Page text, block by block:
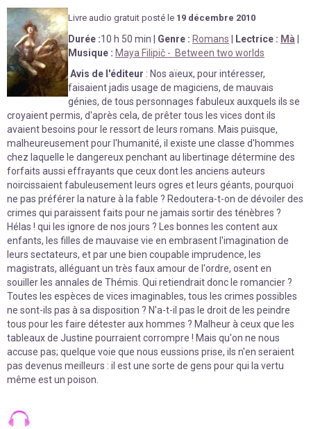
Livre audio gratuit posté le 19 décembre 2010
Durée :10 h 50 min Genre : Romans Lectrice : Mà
Musique : Maya Filipič - Between two worlds
Avis de l'éditeur : Nos aïeux, pour intéresser,
faisaient jadis usage de magiciens, de mauvais
génies, de tous personnages fabuleux auxquels ils se
croyaient permis, d'après cela, de prêter tous les vices dont ils
avaient besoins pour le ressort de leurs romans. Mais puisque,
malheureusement pour l'humanité, il existe une classe d'hommes
chez laquelle le dangereux penchant au libertinage détermine des
forfaits aussi effrayants que ceux dont les anciens auteurs
noircissaient fabuleusement leurs ogres et leurs géants, pourquoi
ne pas préférer la nature à la fable ? Redoutera-t-on de dévoiler des
crimes qui paraissent faits pour ne jamais sortir des ténèbres ?
Hélas ! qui les ignore de nos jours ? Les bonnes les content aux
enfants, les filles de mauvaise vie en embrasent l'imagination de
leurs sectateurs, et par une bien coupable imprudence, les
magistrats, alléguant un très faux amour de l'ordre, osent en
souiller les annales de Thémis. Qui retiendrait donc le romancier ?
Toutes les espèces de vices imaginables, tous les crimes possibles
ne sont-ils pas à sa disposition ? N'a-t-il pas le droit de les peindre
tous pour les faire détester aux hommes ? Malheur à ceux que les
tableaux de Justine pourraient corrompre ! Mais qu'on ne nous
accuse pas; quelque voie que nous eussions prise, ils n'en seraient
pas devenus meilleurs : il est une sorte de gens pour qui la vertu
même est un poison.